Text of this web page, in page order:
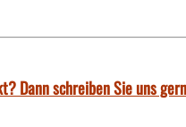
Dann schreiben Sie uns